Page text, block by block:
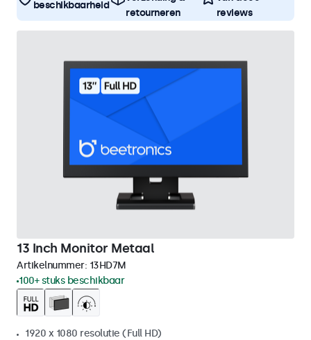
beschikbaarheid
retourneren
reviews
13 Inch Monitor Metaal
Artikelnummer: 13HD7M
100+ stuks beschikbaar
1920 x 1080 resolutie (Full HD)